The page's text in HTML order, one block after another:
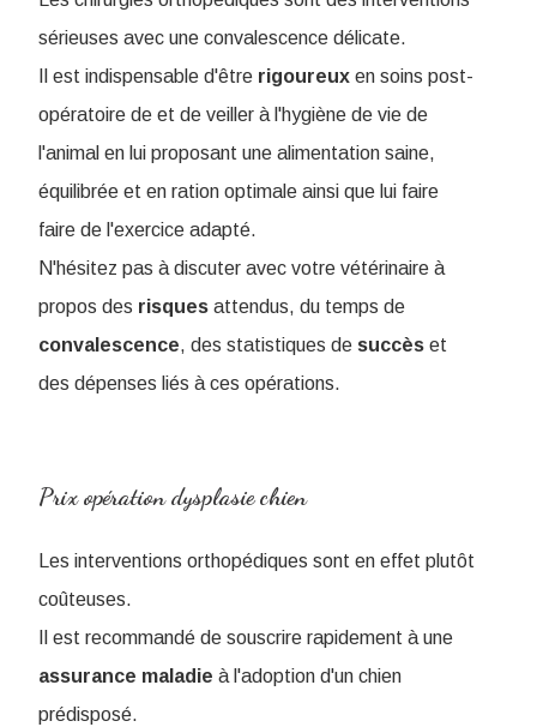
sérieuses avec une convalescence délicate.
Il est indispensable d'être rigoureux en soins post-
opératoire de et de veiller à l'hygiène de vie de
l'animal en lui proposant une alimentation saine,
équilibrée et en ration optimale ainsi que lui faire
faire de l'exercice adapté.
N'hésitez pas à discuter avec votre vétérinaire à
propos des risques attendus, du temps de
convalescence, des statistiques de succès et
des dépenses liés à ces opérations.
Prix opération dysplasie chien
Les interventions orthopédiques sont en effet plutôt
coûteuses.
Il est recommandé de souscrire rapidement à une
assurance maladie à l'adoption d'un chien
prédisposé.